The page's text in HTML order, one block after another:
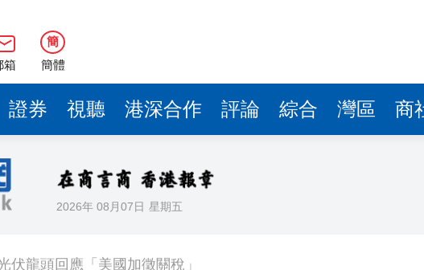
箱
簡
簡體
證券 視聽 港深合作 評論 綜合 灣區 商
2026年 08月07日 星期五
伏龍頭回應「美國加徵關稅」